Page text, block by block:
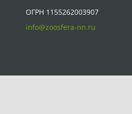
ОГРН 1155262003907
info@zoosfera-nn.ru